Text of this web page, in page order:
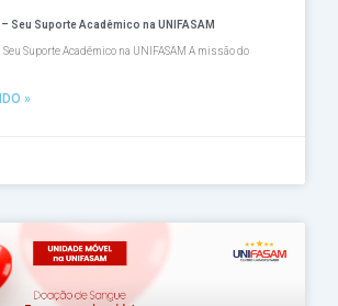
Seu Suporte Acadêmico na UNIFASAM
Seu Suporte Acadêmico na UNIFASAM A missão do
»